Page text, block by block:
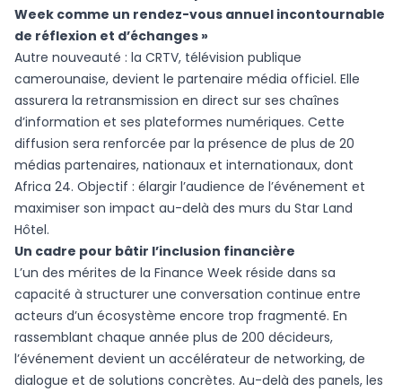
Week comme un rendez-vous annuel incontournable
de réflexion et d’échanges »
Autre nouveauté : la CRTV, télévision publique
camerounaise, devient le partenaire média officiel. Elle
assurera la retransmission en direct sur ses chaînes
d’information et ses plateformes numériques. Cette
diffusion sera renforcée par la présence de plus de 20
médias partenaires, nationaux et internationaux, dont
Africa 24. Objectif : élargir l’audience de l’événement et
maximiser son impact au-delà des murs du Star Land
Hôtel.
Un cadre pour bâtir l’inclusion financière
L’un des mérites de la Finance Week réside dans sa
capacité à structurer une conversation continue entre
acteurs d’un écosystème encore trop fragmenté. En
rassemblant chaque année plus de 200 décideurs,
l’événement devient un accélérateur de networking, de
dialogue et de solutions concrètes. Au-delà des panels, les